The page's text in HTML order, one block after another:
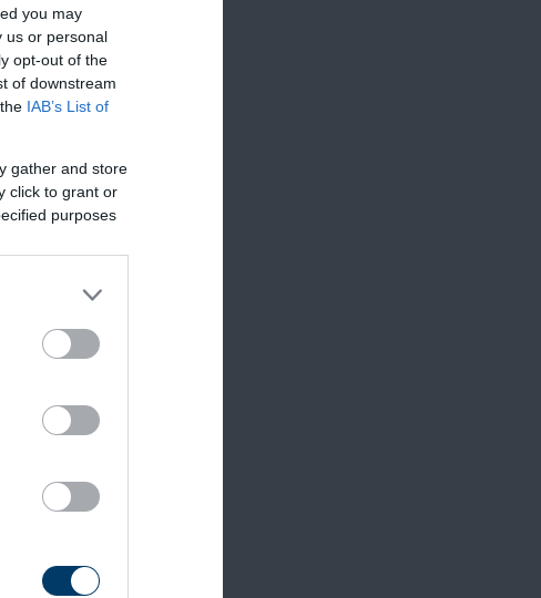
you may
us or personal
opt-out of the
of downstream
IAB’s List of
gather and store
click to grant or
purposes